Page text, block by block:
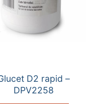
D2 rapid –
DPV2258